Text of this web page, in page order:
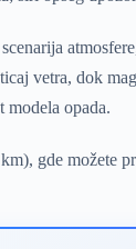
vetra, dok
modela opada.
gde možete